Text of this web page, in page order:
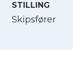
STILLING
Skipsfører